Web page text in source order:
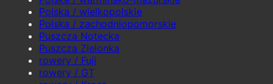
Polska / wielkopolskie
Polska / zachodniopomorskie
Puszcza Notecka
Puszcza Zielonka
rowery / Fuji
rowery / GT